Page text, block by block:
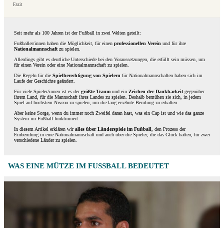
Fazit
Seit mehr als 100 Jahren ist der Fußball in zwei Welten geteilt:
Fußballer/innen haben die Möglichkeit, für einen professionellen Verein und für ihre
Nationalmannschaft zu spielen.
Allerdings gibt es deutliche Unterschiede bei den Voraussetzungen, die erfüllt sein müssen, um
für einen Verein oder eine Nationalmannschaft zu spielen.
Die Regeln für die Spielberechtigung von Spielern für Nationalmannschaften haben sich im
Laufe der Geschichte geändert.
Für viele Spieler/innen ist es dergrößte Traum und ein Zeichen der Dankbarkeit gegenüber
ihrem Land, für die Mannschaft ihres Landes zu spielen. Deshalb bemühen sie sich, in jedem
Spiel auf höchstem Niveau zu spielen, um die lang ersehnte Berufung zu erhalten.
Aber keine Sorge, wenn du immer noch Zweifel daran hast, was ein Cap ist und wie das ganze
System im Fußball funktioniert.
In diesem Artikel erklären wiralles über Länderspiele im Fußball , den Prozess der
Einberufung in eine Nationalmannschaft und auch über die Spieler, die das Glück hatten, für zwei
verschiedene Länder zu spielen.
WAS EINE MÜTZE IM FUSSBALL BEDEUTET